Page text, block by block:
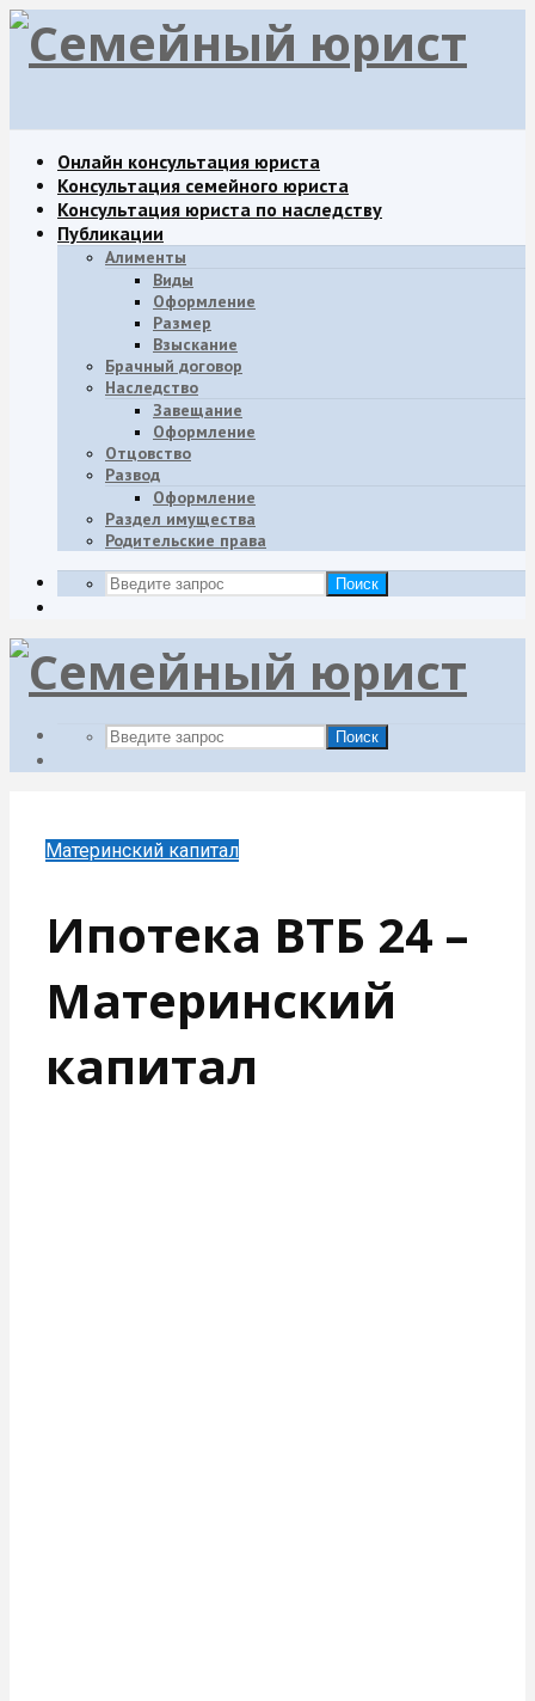
Онлайн консультация юриста
Консультация семейного юриста
Консультация юриста по наследству
Публикации
Алименты
Виды
Оформление
Размер
Взыскание
Брачный договор
Наследство
Завещание
Oформление
Отцовство
Развод
Оформление
Раздел имущества
Родительские права
Поиск
Поиск
Материнский капитал
Ипотека ВТБ 24 –
Материнский
капитал